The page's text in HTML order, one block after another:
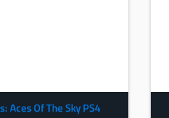
Aces Of The Sky PS4